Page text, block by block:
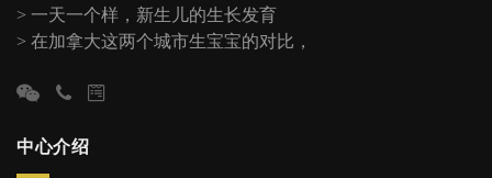
> 一天一个样，新生儿的生长发育
> 在加拿大这两个城市生宝宝的对比，
中心介绍